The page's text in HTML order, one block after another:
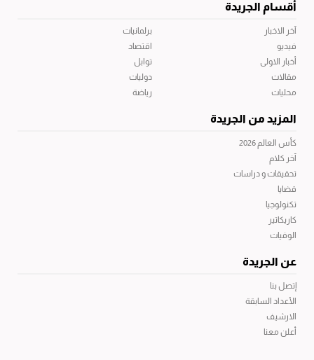
أقسام الجريدة
آخر الاخبار
فيديو
أخبار الاولى
مقالات
محليات
برلمانيات
اقتصاد
توابل
دوليات
رياضة
المزيد من الجريدة
كأس العالم 2026
آخر كلام
تحقيقات و دراسات
قضايا
تكنولوجيا
كاريكاتير
الوفيات
عن الجريدة
إتصل بنا
الأعداد السابقة
الارشيف
أعلن معنا